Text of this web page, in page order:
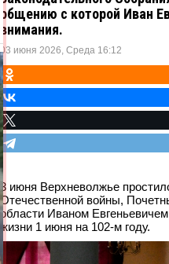
общению с которой Иван
внимания.
03 июня 2026, Среда 16:12
3 июня Верхневолжье
Отечественной войны,
области Иваном
жизни 1 июня на 102-м году.